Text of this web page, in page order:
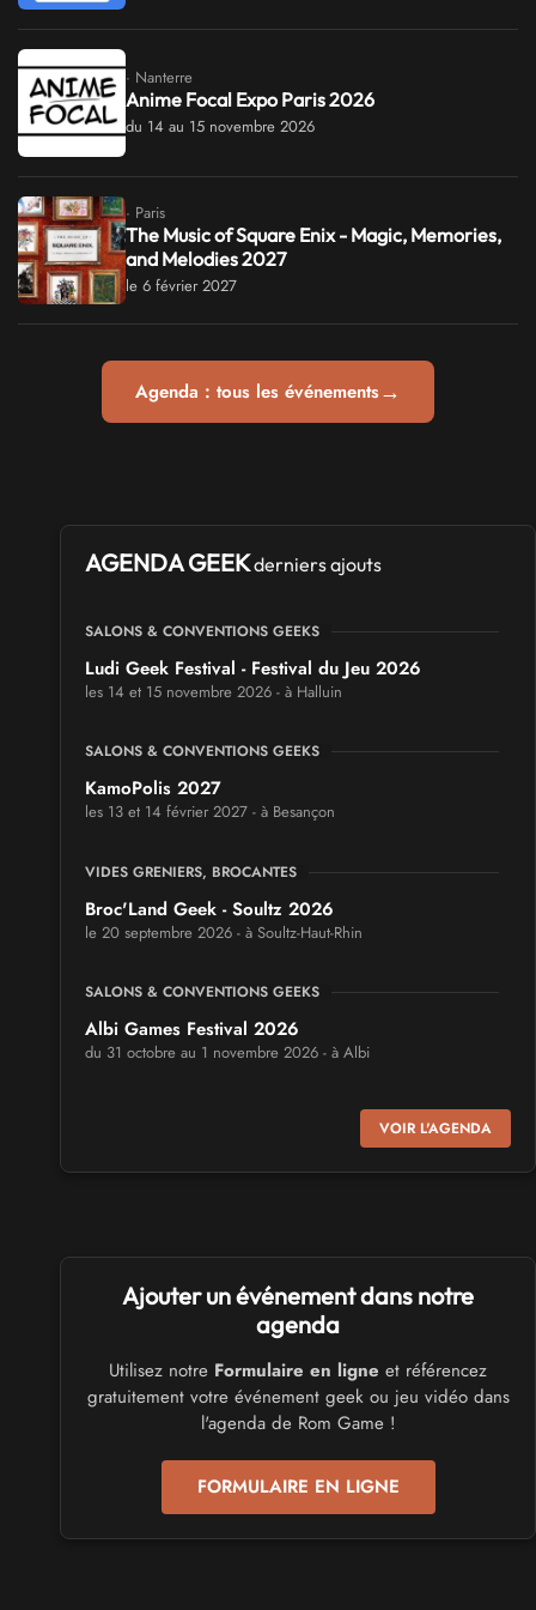
· Nanterre
Anime Focal Expo Paris 2026
du 14 au 15 novembre 2026
· Paris
The Music of Square Enix - Magic, Memories,
and Melodies 2027
le 6 février 2027
Agenda : tous les événements→
AGENDA GEEKderniers ajouts
SALONS & CONVENTIONS GEEKS
Ludi Geek Festival - Festival du Jeu 2026
les 14 et 15 novembre 2026 - à Halluin
SALONS & CONVENTIONS GEEKS
KamoPolis 2027
les 13 et 14 février 2027 - à Besançon
VIDES GRENIERS, BROCANTES
Broc'Land Geek - Soultz 2026
le 20 septembre 2026 - à Soultz-Haut-Rhin
SALONS & CONVENTIONS GEEKS
Albi Games Festival 2026
du 31 octobre au 1 novembre 2026 - à Albi
Virtual Calais - salon du jeu vidéo et des loisirs
numériques 2026
SALONS & CONVENTIONS GEEKS
Trolls et Légendes 2027
du 26 au 28 mars 2027 - à Mons
CULTURE JAPONAISE ET OTAKU
Mang'Azur 2027
les 24 et 25 avril 2027 - à Toulon
SALONS & CONVENTIONS GEEKS
Play Azur Festival 2027
VOIR L'AGENDA
Ajouter un événement dans notre
agenda
Utilisez notre Formulaire en ligne et référencez
gratuitement votre événement geek ou jeu vidéo dans
l'agenda de Rom Game !
FORMULAIRE EN LIGNE